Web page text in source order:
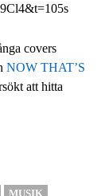
covers
NOW THAT’S
att hitta
MUSIK